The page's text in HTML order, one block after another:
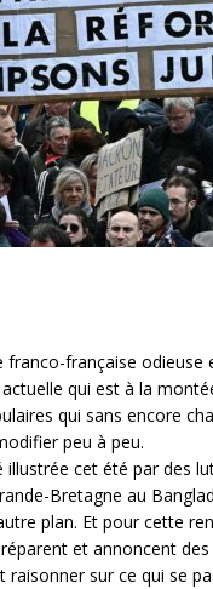
française
qui est à la
qui sans encore
peu à peu.
cet été par des
Bretagne au
plan. Et pour cette
et annoncent des
raisonner sur ce qui se